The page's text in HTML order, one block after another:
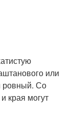
или
ровный. Со
края могут